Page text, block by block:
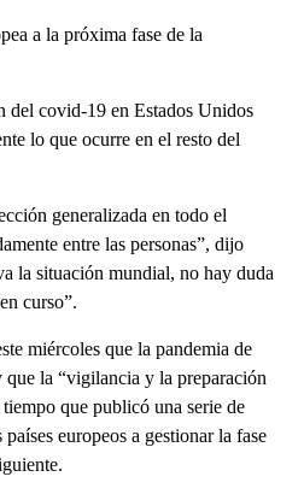
a la próxima fase de la
del covid-19 en Estados Unidos
lo que ocurre en el resto del
generalizada en todo el
entre las personas”, dijo
la situación mundial, no hay duda
curso”.
miércoles que la pandemia de
la “vigilancia y la preparación
que publicó una serie de
europeos a gestionar la fase